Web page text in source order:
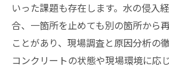
いった課題も存在します。水の侵入
合、一箇所を止めても別の箇所から
ことがあり、現場調査と原因分析の
コンクリートの状態や現場環境に応